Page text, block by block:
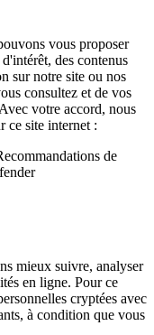
vous proposer
des contenus
sur notre site ou nos
consultez et de vos
votre accord, nous
ce site internet :
de
mieux suivre, analyser
en ligne. Pour ce
cryptées avec
à condition que vous